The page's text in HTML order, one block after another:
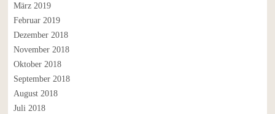
März 2019
Februar 2019
Dezember 2018
November 2018
Oktober 2018
September 2018
August 2018
Juli 2018